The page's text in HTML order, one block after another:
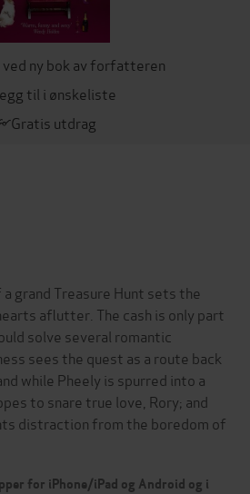
ved ny bok av forfatteren
til i ønskeliste
Gratis utdrag
grand Treasure Hunt sets the
aflutter. The cash is only part
solve several romantic
sees the quest as a route back
while Pheely is spurred into a
to snare true love, Rory; and
distraction from the boredom of
for iPhone/iPad og Android og i